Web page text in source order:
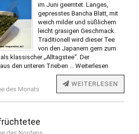
im Juni geerntet. Langes,
gepresstes Bancha Blatt, mit
weich milder und süßlichem
leicht grasigen Geschmack.
Traditionell wird dieser Tee
von den Japanern gern zum
klassischer „Alltagstee“. Der
den unteren Trieben … Weiterlesen
WEITERLESEN
des Monats